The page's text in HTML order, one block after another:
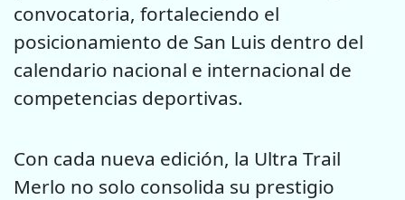
convocatoria, fortaleciendo el
posicionamiento de San Luis dentro del
calendario nacional e internacional de
competencias deportivas.
Con cada nueva edición, la Ultra Trail
Merlo no solo consolida su prestigio